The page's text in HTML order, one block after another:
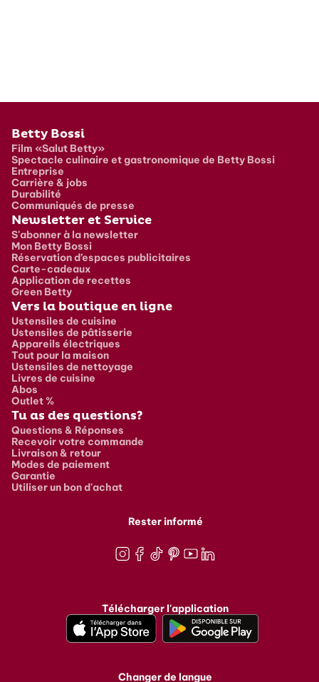
Pied de page
Betty Bossi
Film «Salut Betty»
Spectacle culinaire et gastronomique de Betty Bossi
Entreprise
Carrière & jobs
Durabilité
Communiqués de presse
Newsletter et Service
S'abonner à la newsletter
Mon Betty Bossi
Réservation d’espaces publicitaires
Carte-cadeaux
Application de recettes
Green Betty
Vers la boutique en ligne
Ustensiles de cuisine
Ustensiles de pâtisserie
Appareils électriques
Tout pour la maison
Ustensiles de nettoyage
Livres de cuisine
Abos
Outlet %
Tu as des questions?
Questions & Réponses
Recevoir votre commande
Livraison & retour
Modes de paiement
Garantie
Utiliser un bon d'achat
Rester informé
Télécharger l'application
Changer de langue